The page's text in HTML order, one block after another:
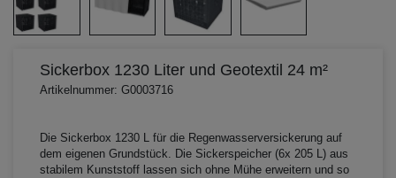
Sickerbox 1230 Liter und Geotextil 24 m²
Artikelnummer: G0003716
Die Sickerbox 1230 L für die Regenwasserversickerung auf
dem eigenen Grundstück. Die Sickerspeicher (6x 205 L) aus
stabilem Kunststoff lassen sich ohne Mühe erweitern und so